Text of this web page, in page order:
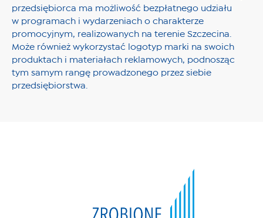
przedsiębiorca ma możliwość bezpłatnego udziału
w programach i wydarzeniach o charakterze
promocyjnym, realizowanych na terenie Szczecina.
Może również wykorzystać logotyp marki na swoich
produktach i materiałach reklamowych, podnosząc
tym samym rangę prowadzonego przez siebie
przedsiębiorstwa.